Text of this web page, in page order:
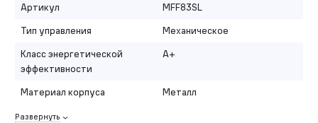
Артикул
MFF83SL
Тип управления
Механическое
Класс энергетической
эффективности
A+
Материал корпуса Металл
Развернуть